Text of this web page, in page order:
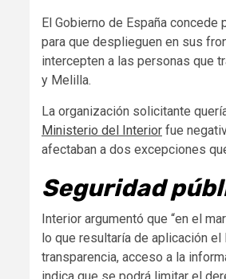
El Gobierno de España
para que desplieguen en sus
intercepten a las personas que
y Melilla.
La organización solicitante
Ministerio del Interior fue
afectaban a dos excepciones
Seguridad
Interior argumentó que “en el
lo que resultaría de aplicación
transparencia, acceso a la